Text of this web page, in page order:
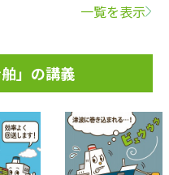
一覧を表示
」の講義